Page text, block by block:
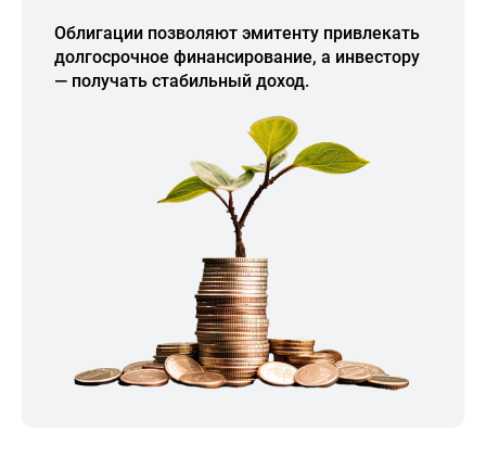
Облигации позволяют эмитенту привлекать
долгосрочное финансирование, а инвестору
— получать стабильный доход.